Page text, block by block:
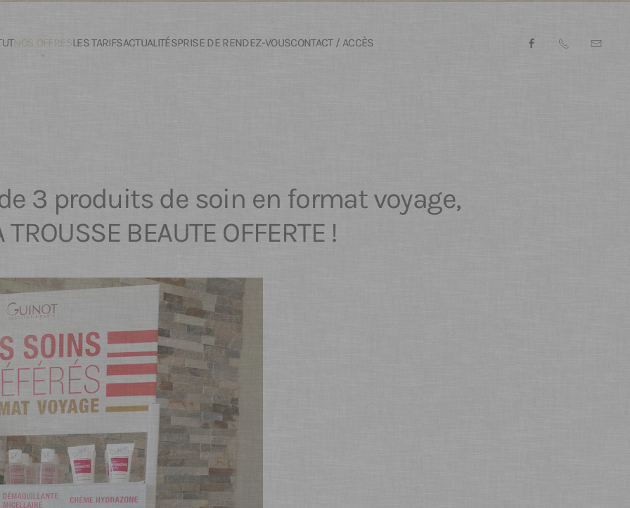
NOS OFFRESLES TARIFSACTUALITÉSPRISE DE RENDEZ-VOUSCONTACT / ACCÈS
3 produits de soin en format voyage,
TROUSSE BEAUTE OFFERTE !